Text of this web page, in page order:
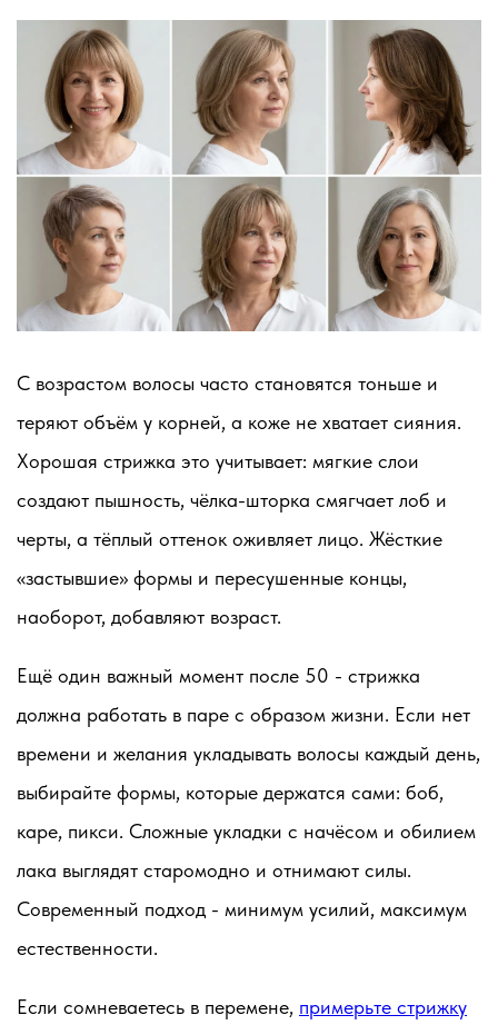
С возрастом волосы часто становятся тоньше и
теряют объём у корней, а коже не хватает сияния.
Хорошая стрижка это учитывает: мягкие слои
создают пышность, чёлка-шторка смягчает лоб и
черты, а тёплый оттенок оживляет лицо. Жёсткие
«застывшие» формы и пересушенные концы,
наоборот, добавляют возраст.
Ещё один важный момент после 50 - стрижка
должна работать в паре с образом жизни. Если нет
времени и желания укладывать волосы каждый день,
выбирайте формы, которые держатся сами: боб,
каре, пикси. Сложные укладки с начёсом и обилием
лака выглядят старомодно и отнимают силы.
Современный подход - минимум усилий, максимум
естественности.
Если сомневаетесь в перемене, примерьте стрижку